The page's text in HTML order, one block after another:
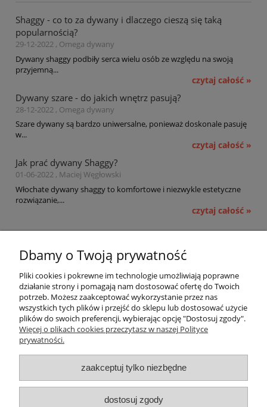
Shaggy - co to za dywany i dlaczego cieszą się taką
popularnością?
29-12-2022 , Omega dywany
Dywany shaggy podbiły serca wielu osób ze względu na swoją
przyjemną...
czytaj całość »
Dywany szare - do jakich wnętrz pasują?
28-12-2022 , Omega dywany
Szare dywany są bardzo uniwersalne, ponieważ doskonale pasuję
w...
czytaj całość »
Jak prać dywany Shaggy?
01-06-2022 , Maciej Węgłowski
Włochate dywany shaggy to komfortowe i niezwykle estetyczne
rozwiązanie,...
czytaj całość »
Płatności i dostawa
Informacje
O nas
Witosz i Spółka
Dbamy o Twoją prywatność
Pliki cookies i pokrewne im technologie umożliwiają poprawne
działanie strony i pomagają nam dostosować ofertę do Twoich
potrzeb. Możesz zaakceptować wykorzystanie przez nas
wszystkich tych plików i przejść do sklepu lub dostosować użycie
plików do swoich preferencji, wybierając opcję "Dostosuj zgody".
Więcej o plikach cookies przeczytasz w naszej Polityce
prywatności.
zaakceptuj tylko niezbędne
dostosuj zgody